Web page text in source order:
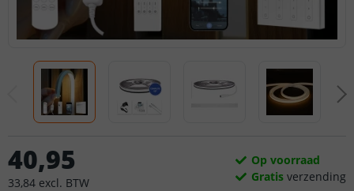
40,95
33,84 excl. BTW
Op voorraad
Gratis verzending